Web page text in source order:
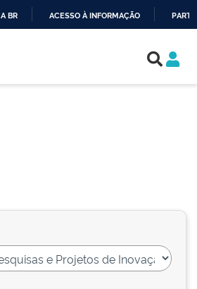
BR ACESSO À INFORMAÇÃO